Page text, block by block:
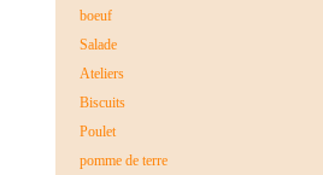
boeuf
Salade
Ateliers
Biscuits
Poulet
pomme de terre